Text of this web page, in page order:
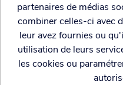
partenaires de médias
combiner celles-ci avec
leur avez fournies ou
utilisation de leurs
les cookies ou